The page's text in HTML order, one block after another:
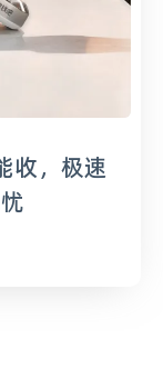
收，极速